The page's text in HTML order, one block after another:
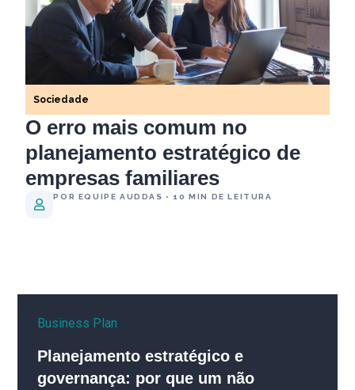
Sociedade
O erro mais comum no
planejamento estratégico de
empresas familiares
POR EQUIPE AUDDAS • 10 MIN DE LEITURA
Business Plan
Planejamento estratégico e
governança: por que um não